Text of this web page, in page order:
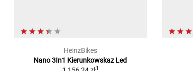
HeinzBikes
Nano 3In1 Kierunkowskaz Led
1